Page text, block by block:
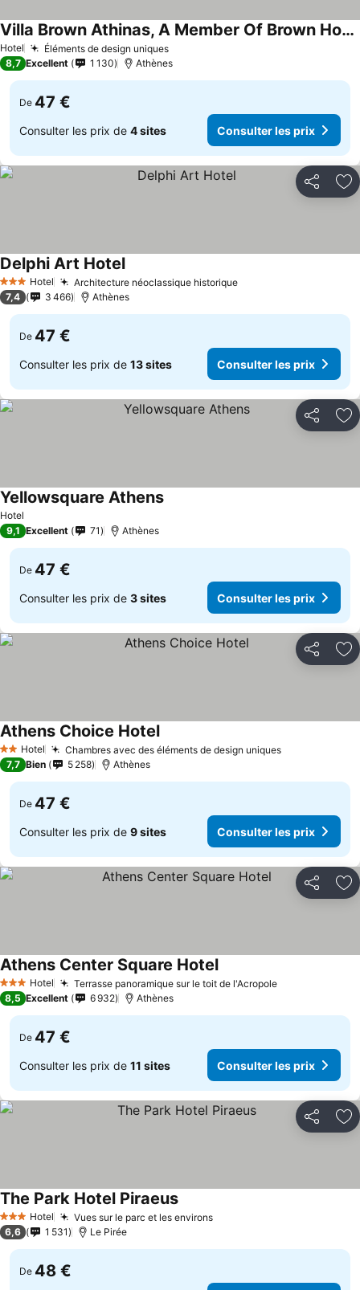
Hotel Éléments de design uniques
Villa Brown Athinas, A Member Of Brown Hotels
8,7 Excellent 1 130 Athènes
De 47 €
Consulter les prix de 4 sites Consulter les prix
Partager
3 ÉtoilesHotel Architecture néoclassique historique
Delphi Art Hotel
7,4 3 466 Athènes
De 47 €
Consulter les prix de 13 sites Consulter les prix
Partager
Hotel
Yellowsquare Athens
9,1 Excellent 71 Athènes
De 47 €
Consulter les prix de 3 sites Consulter les prix
Partager
2 Étoiles
Hotel Chambres avec des éléments de design uniques
Athens Choice Hotel
7,7 Bien 5 258 Athènes
De 47 €
Consulter les prix de 9 sites Consulter les prix
Partager
3 ÉtoilesHotel Terrasse panoramique sur le toit de l'Acropole
Athens Center Square Hotel
8,5 Excellent 6 932 Athènes
De 47 €
Consulter les prix de 11 sites Consulter les prix
Partager
3 ÉtoilesHotel Vues sur le parc et les environs
The Park Hotel Piraeus
6,6 1 531 Le Pirée
De 48 €